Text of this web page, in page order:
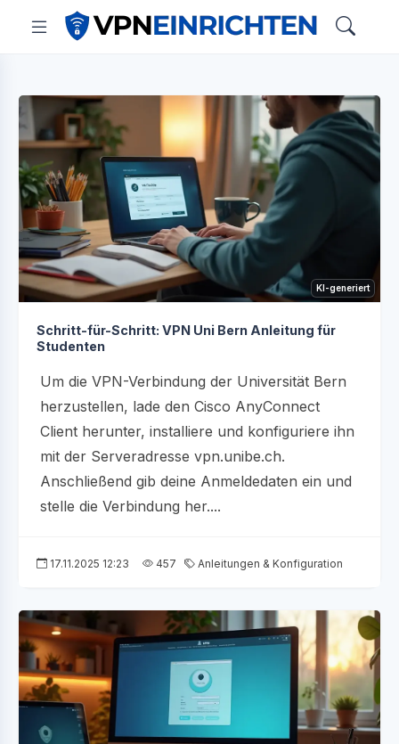
KI-generiert
Schritt-für-Schritt: VPN Uni Bern Anleitung für
Studenten
Um die VPN-Verbindung der Universität Bern
herzustellen, lade den Cisco AnyConnect
Client herunter, installiere und konfiguriere ihn
mit der Serveradresse vpn.unibe.ch.
Anschließend gib deine Anmeldedaten ein und
stelle die Verbindung her....
17.11.2025 12:23 457 Anleitungen & Konfiguration